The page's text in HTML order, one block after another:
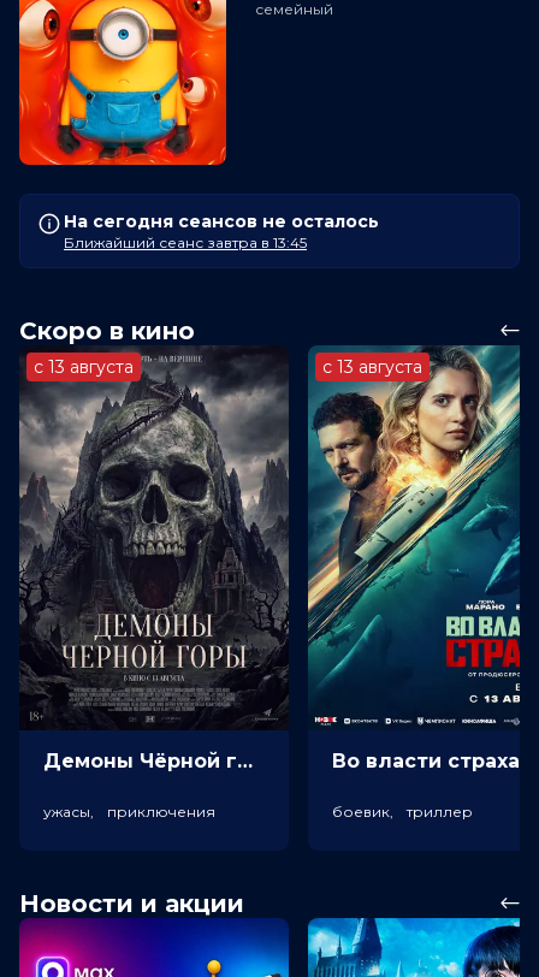
семейный
На сегодня сеансов не осталось
Ближайший сеанс завтра в 13:45
Скоро в кино
с 13 августа
Демоны Чёрной горы (18+)
ужасы, приключения
с 13 августа
боевик, триллер
Новости и акции